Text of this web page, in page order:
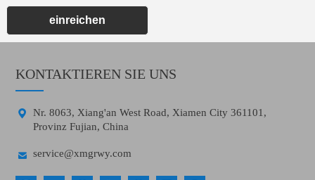
einreichen
KONTAKTIEREN SIE UNS

Nr. 8063, Xiang'an West Road, Xiamen City 361101,
Provinz Fujian, China
 service@xmgrwy.com